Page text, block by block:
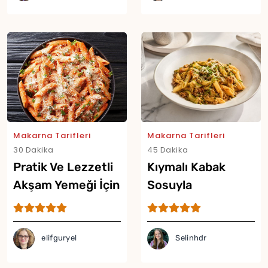
Makarna Tarifleri
30 Dakika
Pratik Ve Lezzetli
Akşam Yemeği İçin
Tek Tavada
Makarna Tarifi
elifguryel
Makarna Tarifleri
45 Dakika
Kıymalı Kabak
Sosuyla
Hazırlanan En
Pratik Makarna
Tarifi
Selinhdr